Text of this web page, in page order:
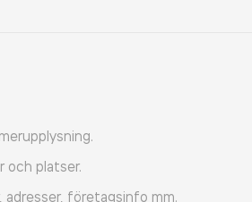
och platser.
företagsinfo mm.